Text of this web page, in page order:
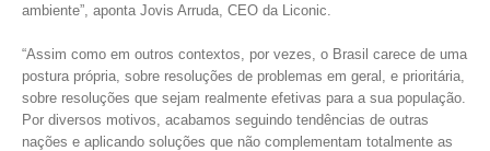
ambiente”, aponta Jovis Arruda, CEO da Liconic.
“Assim como em outros contextos, por vezes, o Brasil carece de uma
postura própria, sobre resoluções de problemas em geral, e prioritária,
sobre resoluções que sejam realmente efetivas para a sua população.
Por diversos motivos, acabamos seguindo tendências de outras
nações e aplicando soluções que não complementam totalmente as